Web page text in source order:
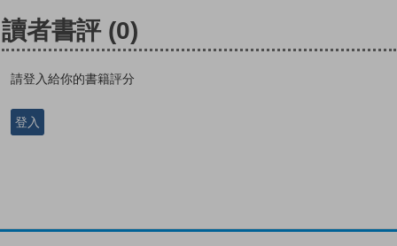
讀者書評 (0)
請登入給你的書籍評分
登入